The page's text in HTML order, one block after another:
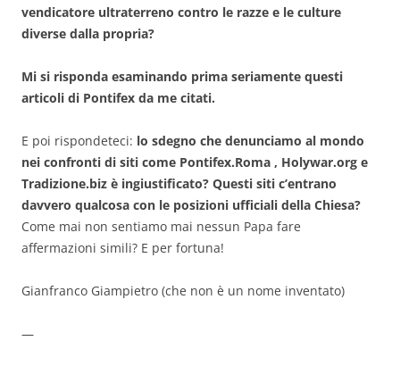
vendicatore ultraterreno contro le razze e le culture
diverse dalla propria?
Mi si risponda esaminando prima seriamente questi
articoli di Pontifex da me citati.
E poi rispondeteci: lo sdegno che denunciamo al mondo
nei confronti di siti come Pontifex.Roma , Holywar.org e
Tradizione.biz è ingiustificato? Questi siti c’entrano
davvero qualcosa con le posizioni ufficiali della Chiesa?
Come mai non sentiamo mai nessun Papa fare
affermazioni simili? E per fortuna!
Gianfranco Giampietro (che non è un nome inventato)
—